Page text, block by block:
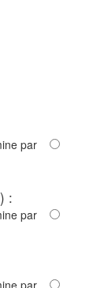
par
:
par
par